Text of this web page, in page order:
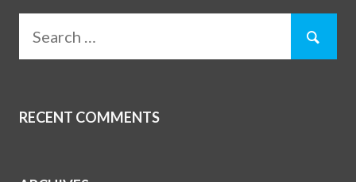
RECENT COMMENTS